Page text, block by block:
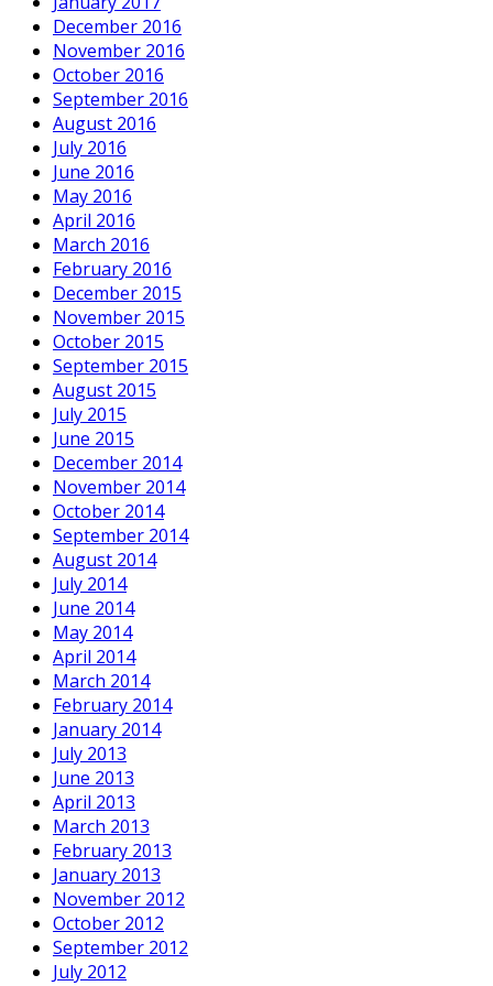
December 2016
November 2016
October 2016
September 2016
August 2016
July 2016
June 2016
May 2016
April 2016
March 2016
February 2016
December 2015
November 2015
October 2015
September 2015
August 2015
July 2015
June 2015
December 2014
November 2014
October 2014
September 2014
August 2014
July 2014
June 2014
May 2014
April 2014
March 2014
February 2014
January 2014
July 2013
June 2013
April 2013
March 2013
February 2013
January 2013
November 2012
October 2012
September 2012
July 2012